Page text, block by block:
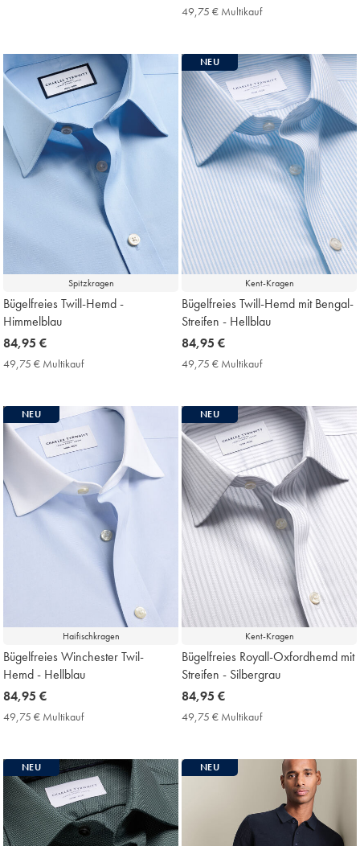
84,95
49,75 € Multikauf49,75
Price
Spitzkragen
Bügelfreies Twill-Hemd -
Himmelblau
now
84,95
84,95 €
49,75 € Multikauf49,75
Price
Kent-Kragen
NEU
Bügelfreies Twill-Hemd mit Bengal-
Streifen - Hellblau
now
84,95
84,95 €
49,75 € Multikauf49,75
Price
Haifischkragen
NEU
Bügelfreies Winchester Twil-
Hemd - Hellblau
now
84,95
84,95 €
49,75 € Multikauf49,75
Price
Kent-Kragen
NEU
Bügelfreies Royall-Oxfordhemd mit
Streifen - Silbergrau
now
84,95
84,95 €
49,75 € Multikauf49,75
Price
NEU NEU